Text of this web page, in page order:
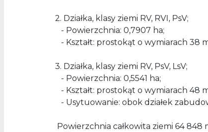
2. Działka, klasy ziemi RV, RVI, PsV;
- Powierzchnia: 0,7907 ha;
- Kształt: prostokąt o wymiarach 38
3. Działka, klasy ziemi RV, PsV, LsV;
- Powierzchnia: 0,5541 ha;
- Kształt: prostokąt o wymiarach 48 m
- Usytuowanie: obok działek
Powierzchnia całkowita ziemi 64 848